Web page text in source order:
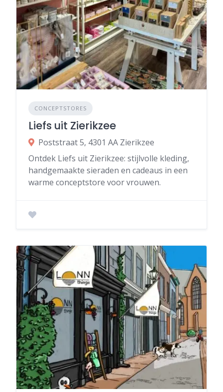
CONCEPTSTORES
Liefs uit Zierikzee
Poststraat 5, 4301 AA Zierikzee
Ontdek Liefs uit Zierikzee: stijlvolle kleding,
handgemaakte sieraden en cadeaus in een
warme conceptstore voor vrouwen.